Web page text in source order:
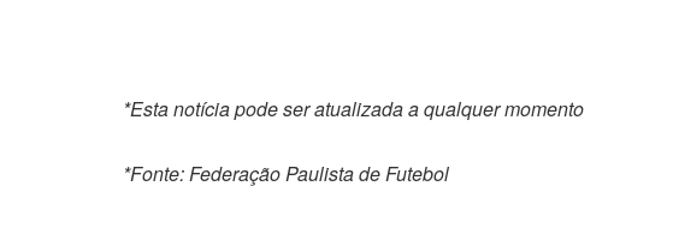
*Esta notícia pode ser atualizada a qualquer momento
*Fonte: Federação Paulista de Futebol